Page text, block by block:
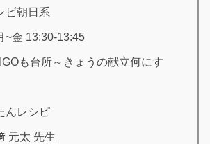
ビ朝日系
~金 13:30-13:45
も台所～きょうの献立何にす
んレシピ
元太 先生